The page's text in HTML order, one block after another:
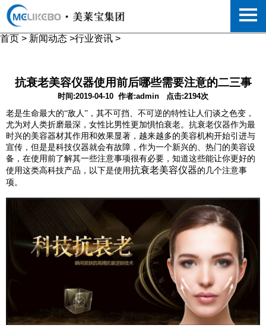
首页 > 新闻动态 >行业资讯 >
抗衰老美容仪器使用前后哪些需要注意的二三事
时间:2019-04-10 作者:admin
点击:2194次
老是生命最大的“敌人” ，其不可挡、不可逆的特性让人们谈之色变，
尤为对人类折磨最深，女性比男性更加惧怕衰老。抗衰老仪器作为最
时兴的美容器材其作用和效果显著，越来越多的美容机构开始引进与
宣传，但是是科技仪器就会有故障，作为一个新兴的、热门的美容设
备，在使用前了解其一些注意事项很有必要，知道这些能让你更好的
使用这类高科技产品，以下是使用抗衰老美容仪器的几个注意事
项。